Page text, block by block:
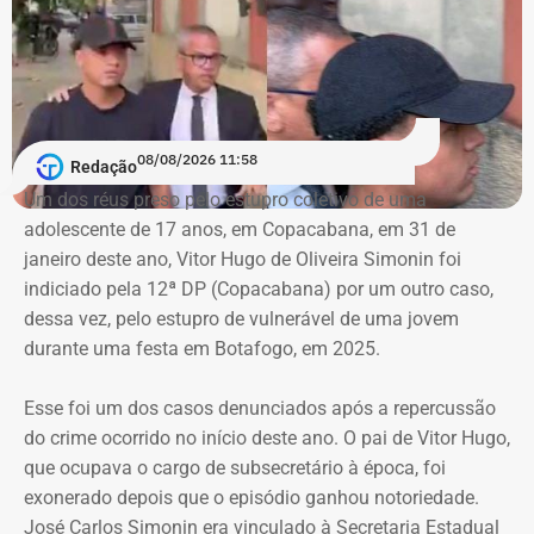
Redação08/08/2026 11:58
Um dos réus preso pelo estupro coletivo de uma
adolescente de 17 anos, em Copacabana, em 31 de
janeiro deste ano, Vitor Hugo de Oliveira Simonin foi
indiciado pela 12ª DP (Copacabana) por um outro caso,
dessa vez, pelo estupro de vulnerável de uma jovem
durante uma festa em Botafogo, em 2025.
Esse foi um dos casos denunciados após a repercussão
do crime ocorrido no início deste ano. O pai de Vitor Hugo,
que ocupava o cargo de subsecretário à época, foi
exonerado depois que o episódio ganhou notoriedade.
José Carlos Simonin era vinculado à Secretaria Estadual